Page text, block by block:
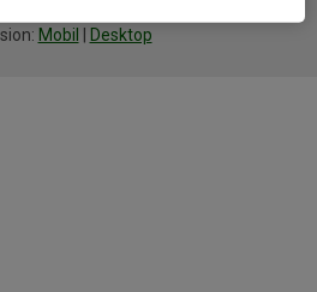
Mobil Desktop